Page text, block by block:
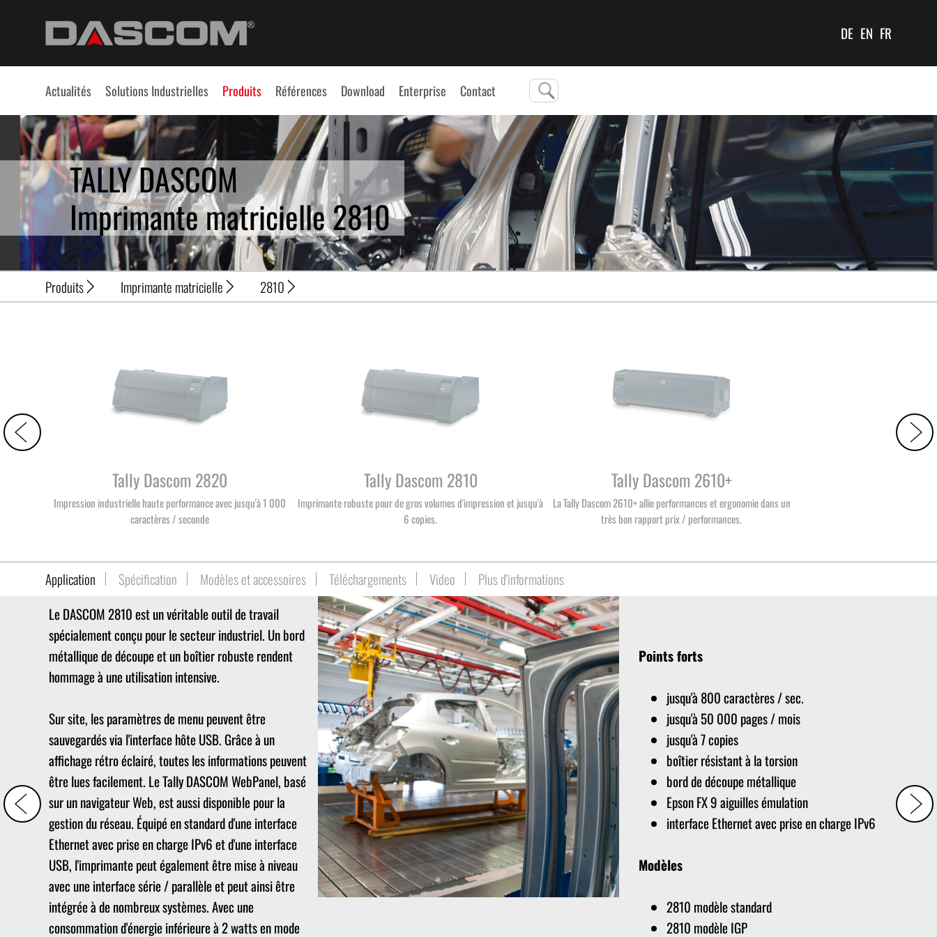
DE EN FR
Actualités Solutions Industrielles Produits Références Download Enterprise Contact
TALLY DASCOM
Imprimante matricielle 2810
Produits Imprimante matricielle 2810
Tally Dascom 2820
Impression industrielle haute performance avec jusqu'à 1 000
caractères / seconde
Tally Dascom 2810
Imprimante robuste pour de gros volumes d'impression et jusqu'à
6 copies.
Tally Dascom 2610+
La Tally Dascom 2610+ allie performances et ergonomie dans un
très bon rapport prix / performances.
Application Spécification Modèles et accessoires Téléchargements Video
Plus d'informations
Le DASCOM 2810 est un véritable outil de travail
spécialement conçu pour le secteur industriel. Un bord
métallique de découpe et un boîtier robuste rendent
hommage à une utilisation intensive.
Sur site, les paramètres de menu peuvent être
sauvegardés via l'interface hôte USB. Grâce à un
affichage rétro éclairé, toutes les informations peuvent
être lues facilement. Le Tally DASCOM WebPanel, basé
sur un navigateur Web, est aussi disponible pour la
gestion du réseau. Équipé en standard d'une interface
Ethernet avec prise en charge IPv6 et d'une interface
USB, l'imprimante peut également être mise à niveau
avec une interface série / parallèle et peut ainsi être
intégrée à de nombreux systèmes. Avec une
consommation d'énergie inférieure à 2 watts en mode
Points forts
jusqu'à 800 caractères / sec.
jusqu'à 50 000 pages / mois
jusqu'à 7 copies
boîtier résistant à la torsion
bord de découpe métallique
Epson FX 9 aiguilles émulation
interface Ethernet avec prise en charge IPv6
Modèles
2810 modèle standard
2810 modèle IGP